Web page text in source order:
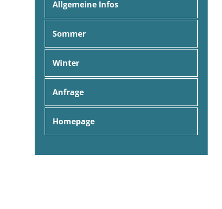
Allgemeine Infos
Sommer
Winter
Anfrage
Homepage